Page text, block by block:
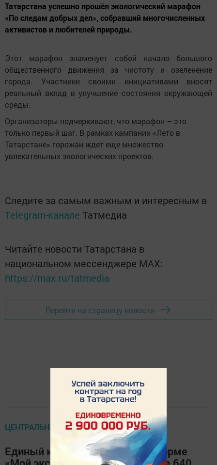
Татарстана успешно прошёл экологический марафон
«По следам добрых дел», собравший многочисленных
активистов и любителей природы.
Этот марафон знаменует собой начало большого
общественного движения за чистоту и озеленение
города. Участники своими инициативами вносят
реальный вклад в улучшение состояния окружающей
среды.
Организаторы подчеркивают, что марафон – это
только первый шаг. В рамках кампании «Лето в
Татарстане» горожан ждет еще множество
увлекательных экологических проектов.
Следите за самым важным и интересным в
Telegram-канале Татмедиа
Читайте новости Татарстана в
национальном мессенджере MАХ:
https://max.ru/tatmedia
Перейти на страницу новости
ЦЕНТРАЛЬНЫЕ НОВОСТИ
Единый каталог услуг на платформе